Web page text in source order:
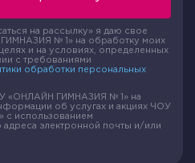
на рассылку» я даю свое
№ 1» на обработку моих
и на условиях, определенных
с требованиями
обработки персональных
«ОНЛАЙН ГИМНАЗИЯ № 1» на
об услугах и акциях ЧОУ
использованием
электронной почты и/или